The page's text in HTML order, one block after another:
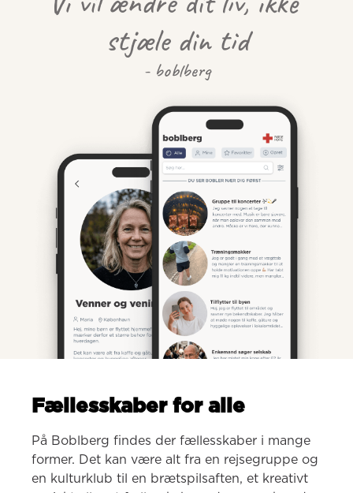
stjæle din tid
- boblberg
Fællesskaber for alle
På Boblberg findes der fællesskaber i mange
former. Det kan være alt fra en rejsegruppe og
en kulturklub til en brætspilsaften, et kreativt